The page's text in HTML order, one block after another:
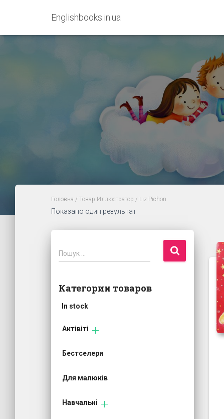
Englishbooks.in.ua
Головна / Товар Иллюстратор / Liz Pichon
Показано один результат
П
о
к
Пошук …
Категории товаров
In stock
Актівіті
Бестселери
Для малюків
Навчальні